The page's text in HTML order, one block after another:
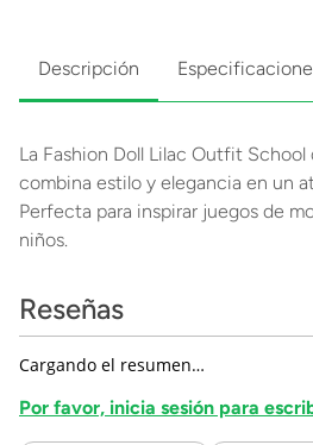
Descripción
La Fashion Doll Lilac Outfit School
combina estilo y elegancia en un
Perfecta para inspirar juegos de
niños.
Reseñas
Cargando el resumen…
Por favor, inicia sesión para